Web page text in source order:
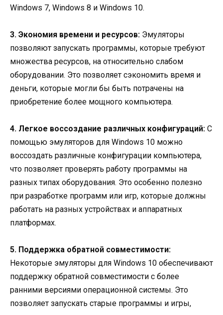
Windows 7, Windows 8 и Windows 10.
3. Экономия времени и ресурсов: Эмуляторы
позволяют запускать программы, которые требуют
множества ресурсов, на относительно слабом
оборудовании. Это позволяет сэкономить время и
деньги, которые могли бы быть потрачены на
приобретение более мощного компьютера.
4. Легкое воссоздание различных конфигураций: С
помощью эмуляторов для Windows 10 можно
воссоздать различные конфигурации компьютера,
что позволяет проверять работу программы на
разных типах оборудования. Это особенно полезно
при разработке программ или игр, которые должны
работать на разных устройствах и аппаратных
платформах.
5. Поддержка обратной совместимости:
Некоторые эмуляторы для Windows 10 обеспечивают
поддержку обратной совместимости с более
ранними версиями операционной системы. Это
позволяет запускать старые программы и игры,